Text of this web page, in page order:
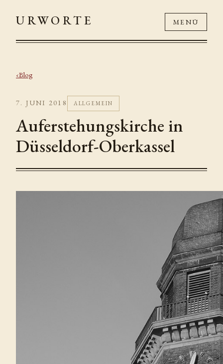
URWORTE MENÜ
Blog
7. JUNI 2018 ALLGEMEIN
Auferstehungskirche in
Düsseldorf-Oberkassel